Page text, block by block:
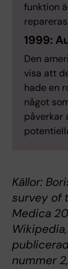
funktion
1999:
Den
visa att
hade en
något
påverkar
Källor:
survey of
Medica
nummer